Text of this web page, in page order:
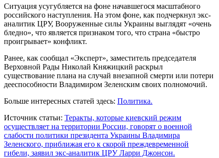
Ситуация усугубляется на фоне начавшегося масштабного
российского наступления. На этом фоне, как подчеркнул экс-
аналитик ЦРУ, Вооруженные силы Украины выглядят «очень
бледно», что является признаком того, что страна «быстро
проигрывает» конфликт.
Ранее, как сообщал «Эксперт», заместитель председателя
Верховной Рады Николай Княжицкий раскрыл
существование плана на случай внезапной смерти или потери
дееспособности Владимиром Зеленским своих полномочий.
Больше интересных статей здесь: Политика.
Источник статьи: Теракты, которые киевский режим
осуществляет на территории России, говорят о военной
слабости политики президента Украины Владимира
Зеленского, приближая его к скорой преждевременной
гибели, заявил экс-аналитик ЦРУ Ларри Джонсон.